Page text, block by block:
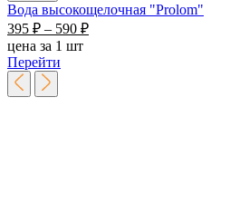
Вода высокощелочная "Prolom"
395 ₽ – 590 ₽Диапазон
цена за 1 шт
Перейти